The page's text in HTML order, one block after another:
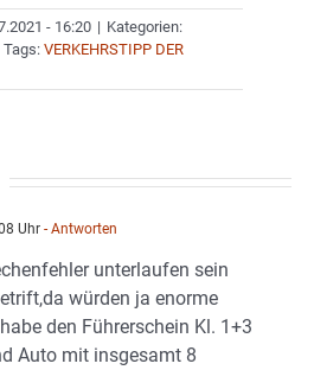
- 16:20 | Kategorien:
Tags: VERKEHRSTIPP DER
Uhr - Antworten
unterlaufen sein
würden ja enorme
den Führerschein Kl. 1+3
Auto mit insgesamt 8